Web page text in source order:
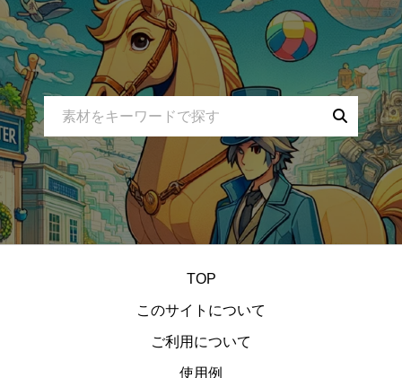
スピードアップ キャラクター レッド
歩き サッカー 立ち絵 ファンタジー コイン
罠 宇宙 夜空 蜂 NPC 水色
2D スポーツ 無表情 妖怪 ダメージ
スペース モノクロ コウモリ トゲトゲ
乗り物 スカイブルー 攻撃 運動 バンザイ
虫 アイテム トラップ 星 塗り絵 蝙蝠
ナマズ レースゲーム 白 剣 遊び 腰蓑
TOP
このサイトについて
ご利用について
使用例